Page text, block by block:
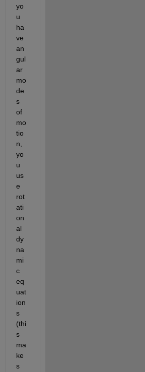
yo
u
ha
ve
an
gul
ar
mo
de
s
of
mo
tio
n,
yo
u
us
e
rot
ati
on
al
dy
na
mi
c
eq
uat
ion
s
(thi
s
ma
ke
s